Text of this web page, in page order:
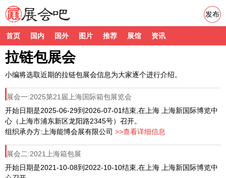
首页 国内 国外 图片 推荐 展馆 资讯
发布
拉链包展会
小编将选取近期的拉链包展会信息为大家逐个进行介绍。
展会一:2025第21届上海国际箱包展览会
开始日期是2025-06-29到2026-07-01结束,在上海 上海新国际博览中
心（上海市浦东新区龙阳路2345号）召开。
组织承办方:上海能博会展有限公司 >>查看详细信息
展会二:2021上海箱包展
开始日期是2021-10-08到2022-10-10结束,在上海 上海新国际博览中